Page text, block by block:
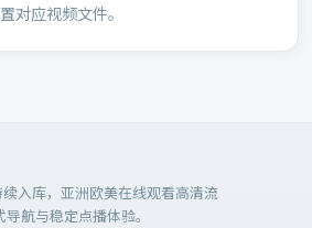
对应视频文件。
入库，亚洲欧美在线观看高清流
航与稳定点播体验。